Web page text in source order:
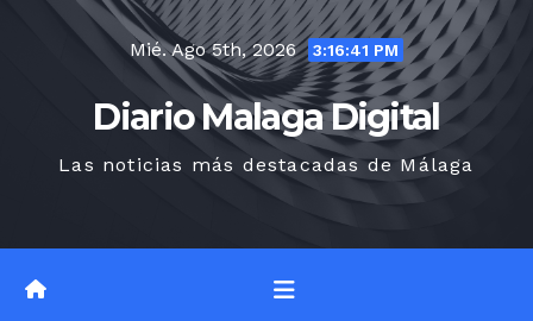
Mié. Ago 5th, 2026 3:16:41 PM
Diario Malaga Digital
Las noticias más destacadas de Málaga